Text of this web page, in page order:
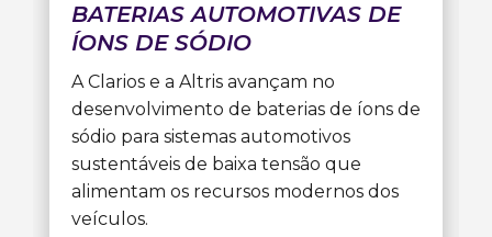
BATERIAS AUTOMOTIVAS DE
ÍONS DE SÓDIO
A Clarios e a Altris avançam no
desenvolvimento de baterias de íons de
sódio para sistemas automotivos
sustentáveis de baixa tensão que
alimentam os recursos modernos dos
veículos.